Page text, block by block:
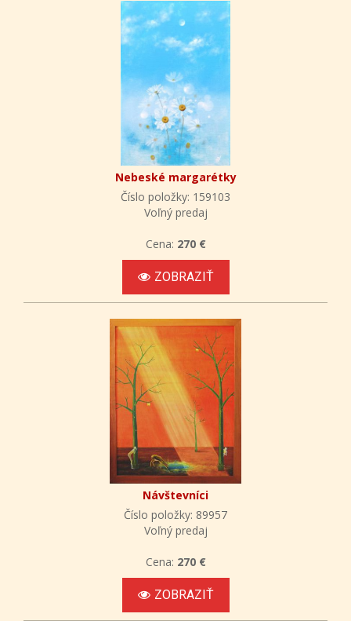
Nebeské margarétky
Číslo položky: 159103
Voľný predaj
Cena: 270 €
ZOBRAZIŤ
Návštevníci
Číslo položky: 89957
Voľný predaj
Cena: 270 €
ZOBRAZIŤ